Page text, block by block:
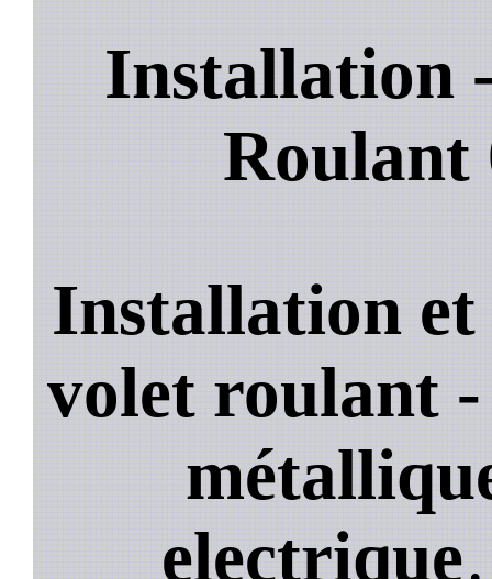
Installation
Roulant
Installation
volet roulant
electrique